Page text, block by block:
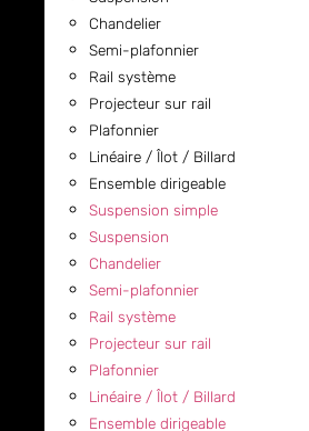
Chandelier
Semi-plafonnier
Rail système
Projecteur sur rail
Plafonnier
Linéaire / Îlot / Billard
Ensemble dirigeable
Suspension simple
Suspension
Chandelier
Semi-plafonnier
Rail système
Projecteur sur rail
Plafonnier
Linéaire / Îlot / Billard
Ensemble dirigeable